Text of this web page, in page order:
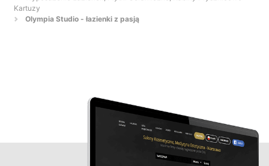
Kartuzy
Olympia Studio - łazienki z pasją